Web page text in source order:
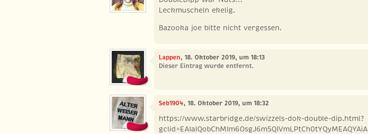
Leckmuscheln ekelig.
Bazooka joe bitte nicht vergessen.
Lappen, 18. Oktober 2019, um 18:13
Dieser Eintrag wurde entfernt.
Seb1904, 18. Oktober 2019, um 18:32
https://www.starbridge.de/swizzels-dok-double-dip.html?
gclid=EAIaIQobChMIm6OsgJ6m5QIVmLPtCh0tYQyMEAQYAiA